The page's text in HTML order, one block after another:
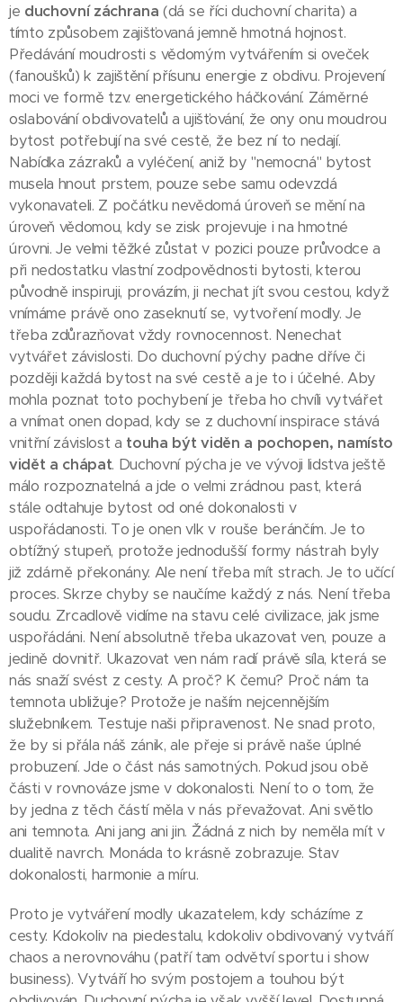
je duchovní záchrana (dá se říci duchovní charita) a
tímto způsobem zajišťovaná jemně hmotná hojnost.
Předávání moudrosti s vědomým vytvářením si oveček
(fanoušků) k zajištění přísunu energie z obdivu. Projevení
moci ve formě tzv. energetického háčkování. Záměrné
oslabování obdivovatelů a ujišťování, že ony onu moudrou
bytost potřebují na své cestě, že bez ní to nedají.
Nabídka zázraků a vyléčení, aniž by "nemocná" bytost
musela hnout prstem, pouze sebe samu odevzdá
vykonavateli. Z počátku nevědomá úroveň se mění na
úroveň vědomou, kdy se zisk projevuje i na hmotné
úrovni. Je velmi těžké zůstat v pozici pouze průvodce a
při nedostatku vlastní zodpovědnosti bytosti, kterou
původně inspiruji, provázím, ji nechat jít svou cestou, když
vnímáme právě ono zaseknutí se, vytvoření modly. Je
třeba zdůrazňovat vždy rovnocennost. Nenechat
vytvářet závislosti. Do duchovní pýchy padne dříve či
později každá bytost na své cestě a je to i účelné. Aby
mohla poznat toto pochybení je třeba ho chvíli vytvářet
a vnímat onen dopad, kdy se z duchovní inspirace stává
vnitřní závislost a touha být viděn a pochopen, namísto
vidět a chápat. Duchovní pýcha je ve vývoji lidstva ještě
málo rozpoznatelná a jde o velmi zrádnou past, která
stále odtahuje bytost od oné dokonalosti v
uspořádanosti. To je onen vlk v rouše beránčím. Je to
obtížný stupeň, protože jednodušší formy nástrah byly
již zdárně překonány. Ale není třeba mít strach. Je to učící
proces. Skrze chyby se naučíme každý z nás. Není třeba
soudu. Zrcadlově vidíme na stavu celé civilizace, jak jsme
uspořádáni. Není absolutně třeba ukazovat ven, pouze a
jedině dovnitř. Ukazovat ven nám radí právě síla, která se
nás snaží svést z cesty. A proč? K čemu? Proč nám ta
temnota ubližuje? Protože je naším nejcennějším
služebníkem. Testuje naši připravenost. Ne snad proto,
že by si přála náš zánik, ale přeje si právě naše úplné
probuzení. Jde o část nás samotných. Pokud jsou obě
části v rovnováze jsme v dokonalosti. Není to o tom, že
by jedna z těch částí měla v nás převažovat. Ani světlo
ani temnota. Ani jang ani jin. Žádná z nich by neměla mít v
dualitě navrch. Monáda to krásně zobrazuje. Stav
dokonalosti, harmonie a míru.
Proto je vytváření modly ukazatelem, kdy scházíme z
cesty. Kdokoliv na piedestalu, kdokoliv obdivovaný vytváří
chaos a nerovnováhu (patří tam odvětví sportu i show
business). Vytváří ho svým postojem a touhou být